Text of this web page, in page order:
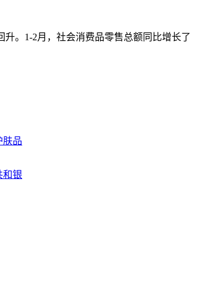
。1-2月，社会消费品零售总额同比增长了
肤品
和银